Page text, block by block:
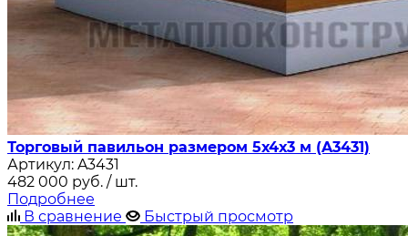
Торговый павильон размером 5х4х3 м (A3431)
Артикул: A3431
482 000 руб. / шт.
Подробнее
В сравнение
Быстрый просмотр